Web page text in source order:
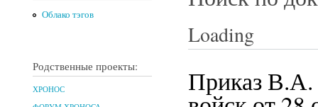
Облако тэгов
Родственные проекты:
ХРОНОС
Loading
Приказ В.А.